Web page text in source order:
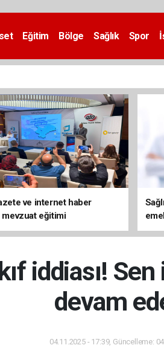
Eğitim Bölge Sağlık Spor
ve internet haber
eğitimi
iddiası!
devam
04.11.2025 - 17:39, Güncelleme: